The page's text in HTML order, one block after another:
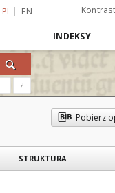
PL EN Kontrast
INDEKSY
?
Pobierz
STRUKTURA